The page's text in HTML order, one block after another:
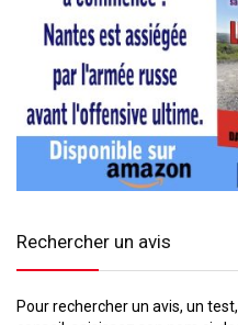
Rechercher un avis
Pour rechercher un avis, un